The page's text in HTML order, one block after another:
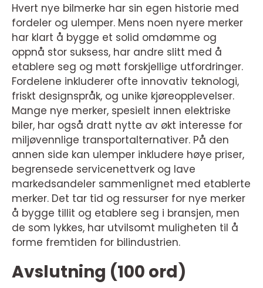
Hvert nye bilmerke har sin egen historie med
fordeler og ulemper. Mens noen nyere merker
har klart å bygge et solid omdømme og
oppnå stor suksess, har andre slitt med å
etablere seg og møtt forskjellige utfordringer.
Fordelene inkluderer ofte innovativ teknologi,
friskt designspråk, og unike kjøreopplevelser.
Mange nye merker, spesielt innen elektriske
biler, har også dratt nytte av økt interesse for
miljøvennlige transportalternativer. På den
annen side kan ulemper inkludere høye priser,
begrensede servicenettverk og lave
markedsandeler sammenlignet med etablerte
merker. Det tar tid og ressurser for nye merker
å bygge tillit og etablere seg i bransjen, men
de som lykkes, har utvilsomt muligheten til å
forme fremtiden for bilindustrien.
Avslutning (100 ord)